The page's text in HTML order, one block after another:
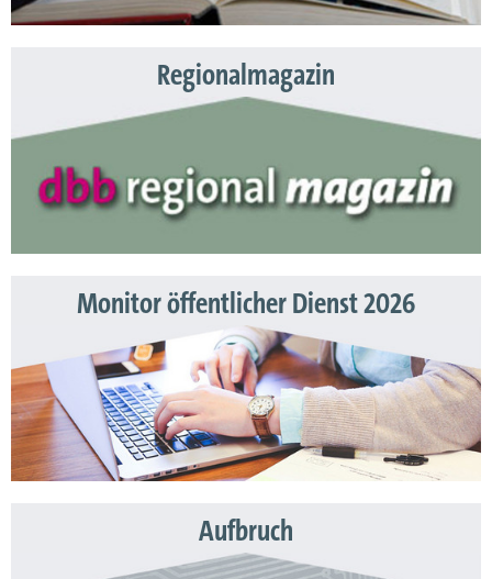
Regionalmagazin
Monitor öffentlicher Dienst 2026
Aufbruch